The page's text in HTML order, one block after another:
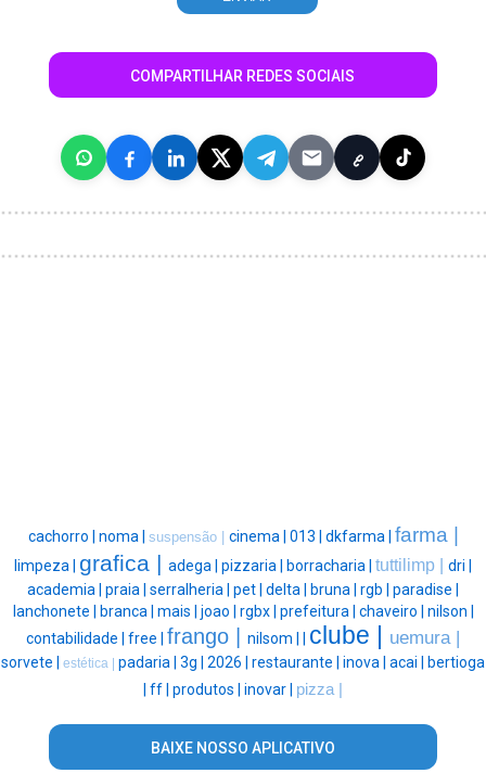
COMPARTILHAR REDES SOCIAIS
cachorro | noma | suspensão | cinema | 013 | dkfarma | farma |
limpeza | grafica | adega | pizzaria | borracharia | tuttilimp | dri |
academia | praia | serralheria | pet | delta | bruna | rgb | paradise |
lanchonete |
branca | mais | joao | rgbx | prefeitura | chaveiro | nilson |
contabilidade | free | frango | nilsom | clube | uemura |
sorvete | estética | padaria | 3g | 2026 | restaurante | inova | acai |
bertioga
ff | produtos | inovar | pizza |
BAIXE NOSSO APLICATIVO